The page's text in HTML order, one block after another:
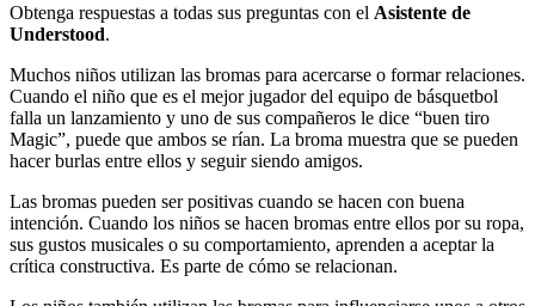
Obtenga respuestas a todas sus preguntas con el Asistente de
Understood.
Muchos niños utilizan las bromas para acercarse o formar relaciones.
Cuando el niño que es el mejor jugador del equipo de básquetbol
falla un lanzamiento y uno de sus compañeros le dice “buen tiro
Magic”, puede que ambos se rían. La broma muestra que se pueden
hacer burlas entre ellos y seguir siendo amigos.
Las bromas pueden ser positivas cuando se hacen con buena
intención. Cuando los niños se hacen bromas entre ellos por su ropa,
sus gustos musicales o su comportamiento, aprenden a aceptar la
crítica constructiva. Es parte de cómo se relacionan.